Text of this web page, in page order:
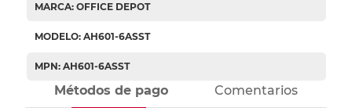
MARCA: OFFICE DEPOT
MODELO: AH601-6ASST
MPN: AH601-6ASST
Métodos de pago Comentarios